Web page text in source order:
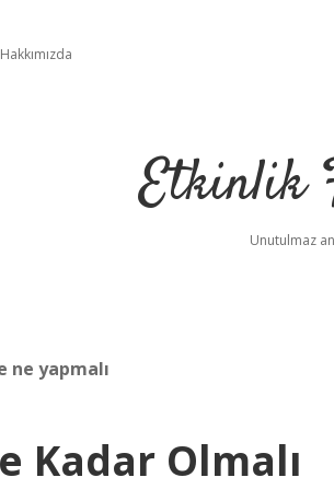
Hakkımızda
Etkinlik
Unutulmaz
ne yapmalı
Kadar Olmalı